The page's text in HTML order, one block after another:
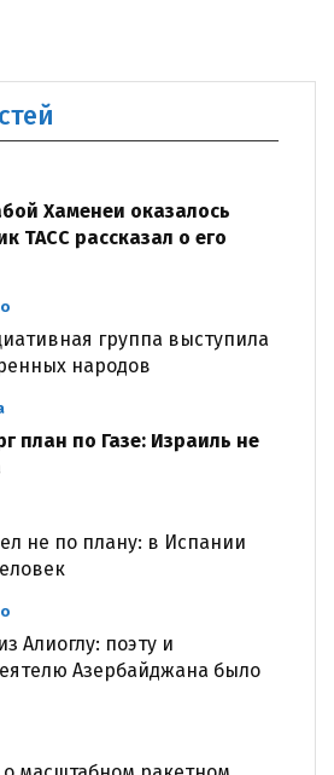
Хаменеи оказалось
ТАСС рассказал о его
группа выступила
народов
план по Газе: Израиль не
не по плану: в Испании
Алиоглу: поэту и
Азербайджана было